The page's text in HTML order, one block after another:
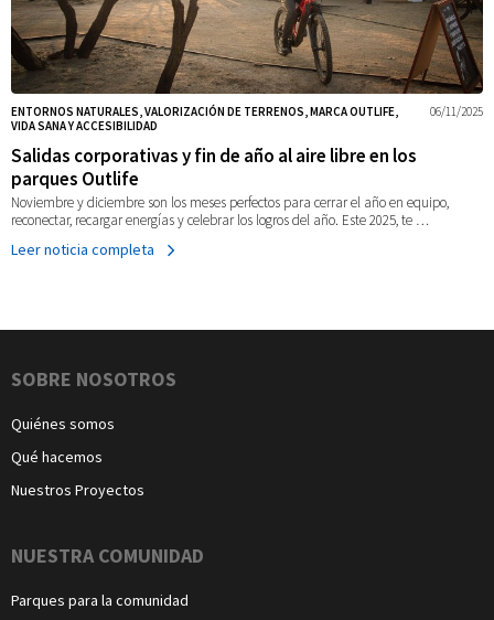
06/11/2025
ENTORNOS NATURALES, VALORIZACIÓN DE TERRENOS, MARCA OUTLIFE,
VIDA SANA Y ACCESIBILIDAD
Salidas corporativas y fin de año al aire libre en los
parques Outlife
Noviembre y diciembre son los meses perfectos para cerrar el año en equipo,
reconectar, recargar energías y celebrar los logros del año. Este 2025, te …
Leer noticia completa
Navegación
SOBRE NOSOTROS
Quiénes somos
Qué hacemos
Nuestros Proyectos
NUESTRA COMUNIDAD
Parques para la comunidad